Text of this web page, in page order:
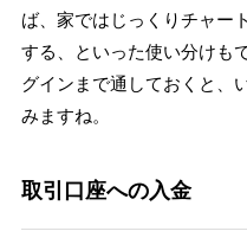
ば、家ではじっくりチャー
する、といった使い分けも
グインまで通しておくと、
みますね。
取引口座への入金